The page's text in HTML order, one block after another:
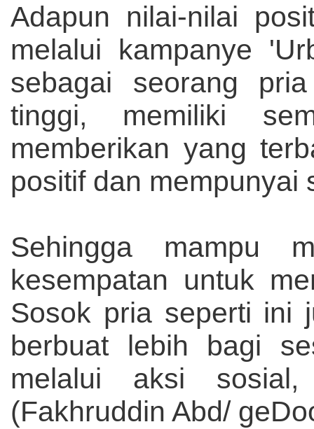
Adapun nilai-nilai
melalui kampanye
sebagai seorang
tinggi, memiliki
memberikan yang
positif dan mempunyai
Sehingga mampu
kesempatan untuk
Sosok pria seperti ini
berbuat lebih bagi
melalui aksi sosial,
(Fakhruddin Abd/